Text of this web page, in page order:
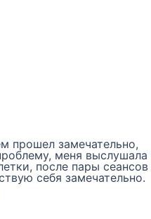
прошел замечательно,
меня выслушала
после пары сеансов
себя замечательно.